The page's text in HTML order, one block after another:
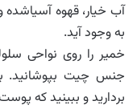
آب خیار، قهوه
به وجود آید.
خمیر را روی نواحی
بردارید و ببینید که